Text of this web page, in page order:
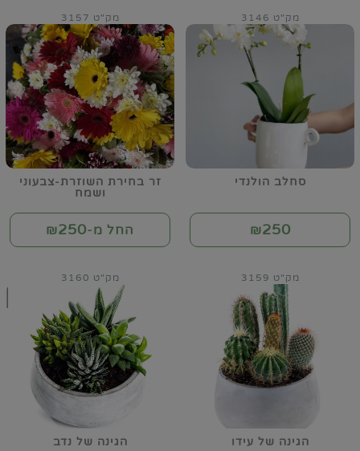
סחלב הולנדי
מק"ט 3146
₪250
זר בחירת השוזרת-צבעוני
ושמח
מק"ט 3157
החל מ-₪250
הגינה של עידו
מק"ט 3159
הגינה של נדב
מק"ט 3160